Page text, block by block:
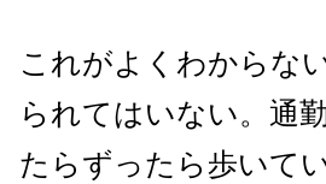
これがよくわからな
られてはいない。通
たらずったら歩いて